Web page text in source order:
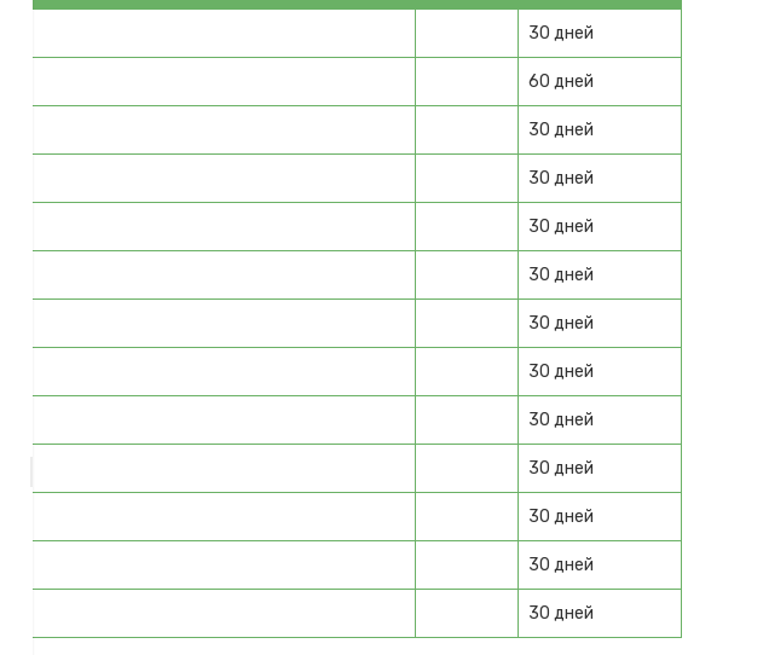
30 дней
60 дней
30 дней
30 дней
30 дней
30 дней
30 дней
30 дней
30 дней
30 дней
30 дней
30 дней
30 дней